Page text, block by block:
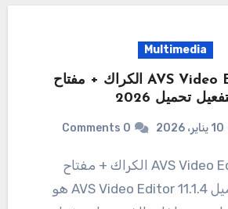
Multimedia
AVS Video Editor 11.1.4 الكراك + مفتاح
تحميل 2026
10 يناير، 2026 0 Comments
AVS Video Editor 11.1.4 الكراك + مفتاح
التسجيل تحميل AVS Video Editor 11.1.4 هو